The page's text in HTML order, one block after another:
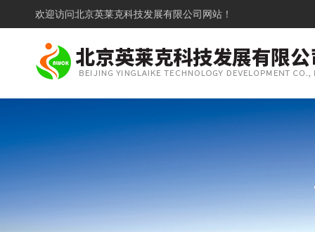
欢迎访问北京英莱克科技发展有限公司网站！